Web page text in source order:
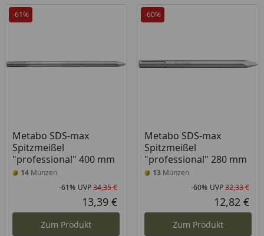
-61%
Metabo SDS-max
Spitzmeißel
"professional" 400 mm
14 Münzen
Rabatt in Prozent
-61%
Ursprünglicher Preis
UVP34,35 €
Aktueller Preis
13,39 €
Zum Produkt
-60%
Metabo SDS-max
Spitzmeißel
"professional" 280 mm
13Münzen
-60% UVP32,33 €
12,82 €
Zum Produkt